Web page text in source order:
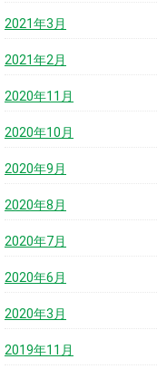
2021年3月
2021年2月
2020年11月
2020年10月
2020年9月
2020年8月
2020年7月
2020年6月
2020年3月
2019年11月